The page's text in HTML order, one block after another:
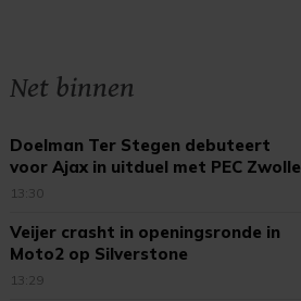
Net binnen
Doelman Ter Stegen debuteert
voor Ajax in uitduel met PEC Zwolle
13:30
Veijer crasht in openingsronde in
Moto2 op Silverstone
13:29